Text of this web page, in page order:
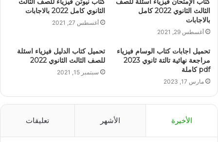
الثالث الثانوي 2022 كامل
بالاجابات
أغسطس 29, 2021
الثانوي كامل 2022 بالاجابات
أغسطس 27, 2021
تحميل اجابات كتاب الوسام فيزياء
مراجعة نهائية تالتة ثانوي 2023
pdf كاملة
مارس 17, 2023
تحميل كتاب الدليل فيزياء اسئلة
للصف الثالث الثانوي 2022
سبتمبر 15, 2021
الأخيرة الأشهر تعليقات